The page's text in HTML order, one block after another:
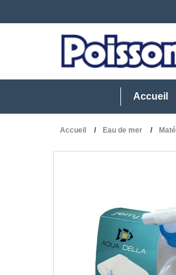
Accueil
Accueil Eau de mer